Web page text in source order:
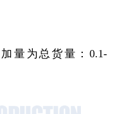
量为总货量：0.1-